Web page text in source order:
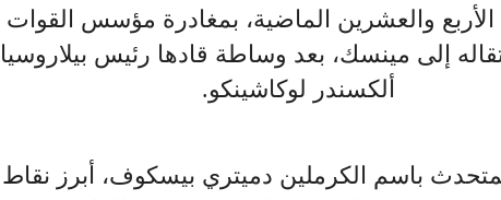
الأربع والعشرين الماضية، بمغادرة مؤسس القوات
إلى مينسك، بعد وساطة قادها رئيس بيلاروسيا
ألكسندر لوكاشينكو.
باسم الكرملين دميتري بيسكوف، أبرز نقاط